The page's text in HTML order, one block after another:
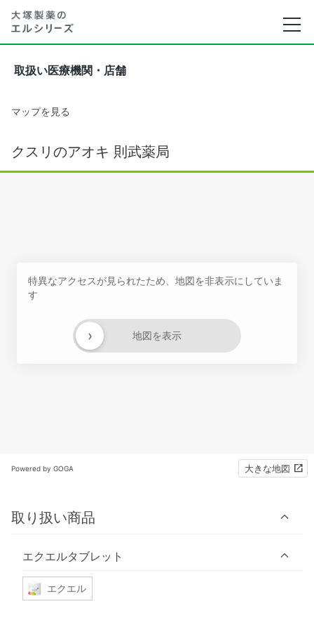
取扱い医療機関・店舗
マップを見る
クスリのアオキ 則武薬局
特異なアクセスが見られたため、地図を非表示にしていま
す
地図を表示
›
Powered by GOGA 大きな地図
取り扱い商品
エクエルタブレット
エクエル